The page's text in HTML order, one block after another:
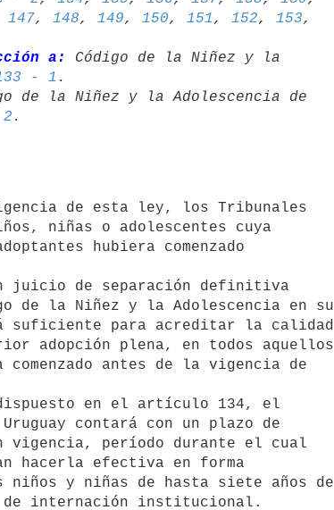
147, 148, 149, 150, 151 , 152, 153,
a:
Código de la Niñez y la
- 1
de la Niñez y la Adolescencia de
de esta ley, los Tribunales
niñas o adolescentes cuya
hubiera comenzado
de la Niñez y la Adolescencia en su
suficiente para acreditar la calidad
adopción plena, en todos aquellos
antes de la vigencia de
en el artículo 134, el
contará con un plazo de
vigencia, período durante el cual
hacerla efectiva en forma
y niñas de hasta siete años de
de internación institucional.